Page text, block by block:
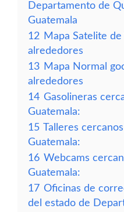
Departamento de
Guatemala
12 Mapa Satelite de
alrededores
13 Mapa Normal
alrededores
14 Gasolineras
Guatemala:
15 Talleres
Guatemala:
16 Webcams
Guatemala:
17 Oficinas de
del estado de